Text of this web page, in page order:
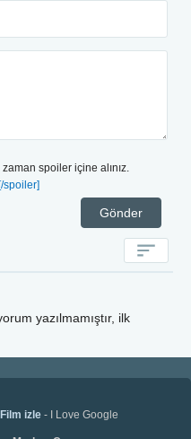
spoiler içine alınız.
spoiler]
Gönder
yazılmamıştır, ilk
Film izle- I Love Google